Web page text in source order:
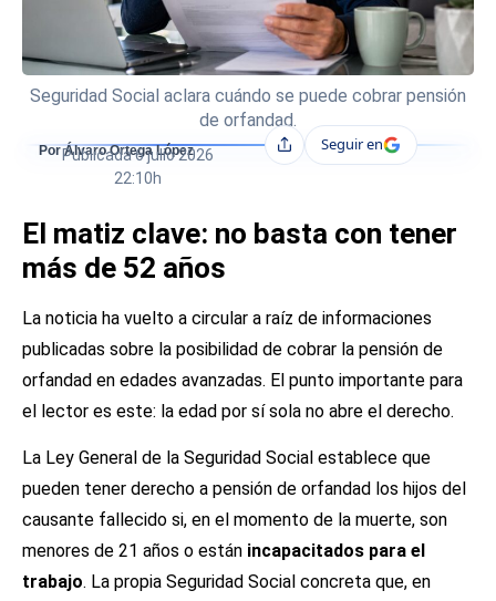
Seguridad Social aclara cuándo se puede cobrar pensión
de orfandad.
Por Álvaro Ortega López
Publicada6 julio 2026
22:10h
CompartirSeguir en
El matiz clave: no basta con tener
más de 52 años
La noticia ha vuelto a circular a raíz de informaciones
publicadas sobre la posibilidad de cobrar la pensión de
orfandad en edades avanzadas. El punto importante para
el lector es este: la edad por sí sola no abre el derecho.
La Ley General de la Seguridad Social establece que
pueden tener derecho a pensión de orfandad los hijos del
causante fallecido si, en el momento de la muerte, son
menores de 21 años o están incapacitados para el
trabajo. La propia Seguridad Social concreta que, en